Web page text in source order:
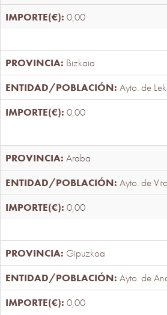
0,00
Bizkaia
Ayto. de
0,00
Araba
Ayto. de
0,00
Gipuzkoa
Ayto. de
0,00